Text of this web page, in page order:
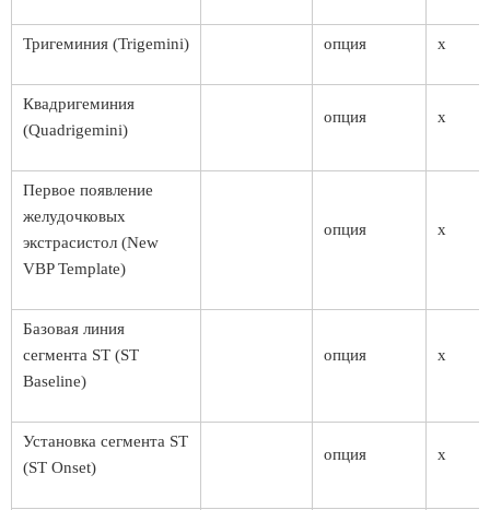
Тригеминия (Trigemini) опция x
Квадригеминия
(Quadrigemini)
опция x
Первое появление
желудочковых
экстрасистол (New
VBP Template)
опция x
Базовая линия
сегмента ST (ST
Baseline)
опция x
Установка сегмента ST
(ST Onset)
опция x